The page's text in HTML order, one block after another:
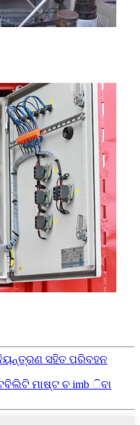
ନିୟନ୍ତ୍ରଣ ସହିତ ପରିବହନ
ମାଷ୍ଟ ଚ imb ିବା